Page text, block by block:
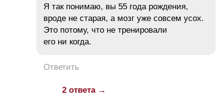
Я так понимаю, вы 55 года рождения,
вроде не старая, а мозг уже совсем усох.
Это потому, что не тренировали
его ни когда.
Ответить
2 ответа →